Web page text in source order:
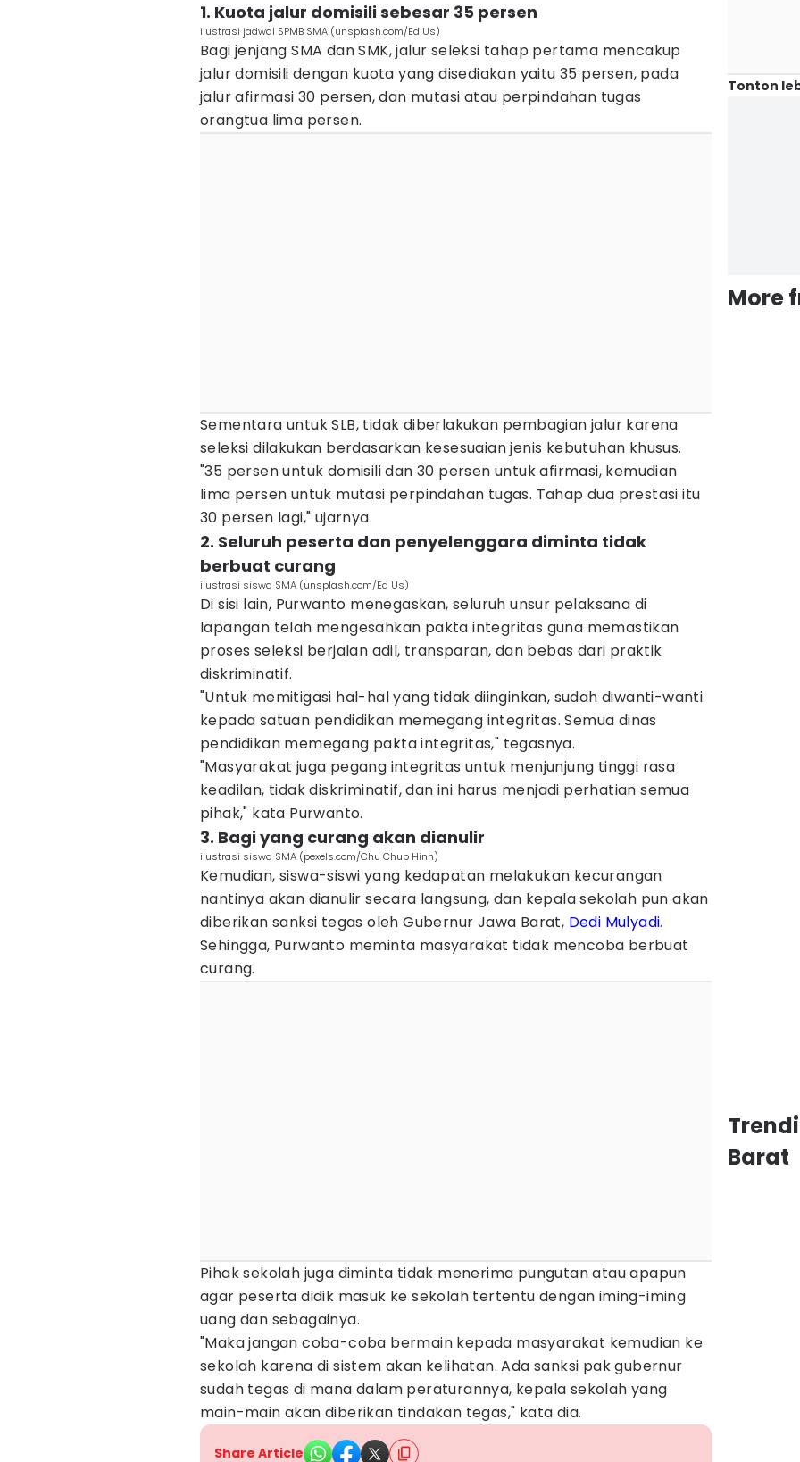
1. Kuota jalur domisili sebesar 35 persen
ilustrasi jadwal SPMB SMA (unsplash.com/Ed Us)
Bagi jenjang SMA dan SMK, jalur seleksi tahap pertama mencakup
jalur domisili dengan kuota yang disediakan yaitu 35 persen, pada
jalur afirmasi 30 persen, dan mutasi atau perpindahan tugas
orangtua lima persen.
Sementara untuk SLB, tidak diberlakukan pembagian jalur karena
seleksi dilakukan berdasarkan kesesuaian jenis kebutuhan khusus.
"35 persen untuk domisili dan 30 persen untuk afirmasi, kemudian
lima persen untuk mutasi perpindahan tugas. Tahap dua prestasi itu
30 persen lagi," ujarnya.
2. Seluruh peserta dan penyelenggara diminta tidak
berbuat curang
ilustrasi siswa SMA (unsplash.com/Ed Us)
Di sisi lain, Purwanto menegaskan, seluruh unsur pelaksana di
lapangan telah mengesahkan pakta integritas guna memastikan
proses seleksi berjalan adil, transparan, dan bebas dari praktik
diskriminatif.
"Untuk memitigasi hal-hal yang tidak diinginkan, sudah diwanti-wanti
kepada satuan pendidikan memegang integritas. Semua dinas
pendidikan memegang pakta integritas," tegasnya.
"Masyarakat juga pegang integritas untuk menjunjung tinggi rasa
keadilan, tidak diskriminatif, dan ini harus menjadi perhatian semua
pihak," kata Purwanto.
3. Bagi yang curang akan dianulir
ilustrasi siswa SMA (pexels.com/Chu Chup Hinh)
Kemudian, siswa-siswi yang kedapatan melakukan kecurangan
nantinya akan dianulir secara langsung, dan kepala sekolah pun akan
diberikan sanksi tegas oleh Gubernur Jawa Barat, Dedi Mulyadi.
Sehingga, Purwanto meminta masyarakat tidak mencoba berbuat
curang.
Pihak sekolah juga diminta tidak menerima pungutan atau apapun
agar peserta didik masuk ke sekolah tertentu dengan iming-iming
uang dan sebagainya.
"Maka jangan coba-coba bermain kepada masyarakat kemudian ke
sekolah karena di sistem akan kelihatan. Ada sanksi pak gubernur
sudah tegas di mana dalam peraturannya, kepala sekolah yang
main-main akan diberikan tindakan tegas," kata dia.
Share Article
Tonton
More
Barat